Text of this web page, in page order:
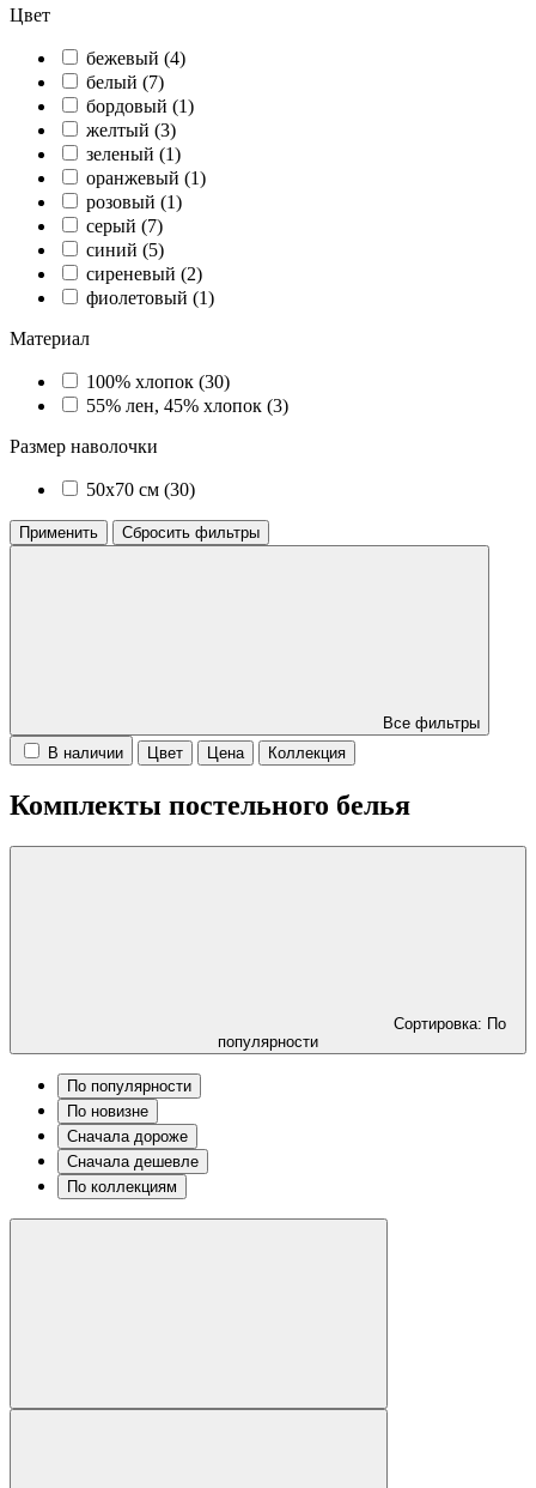
Цвет
бежевый (4)
белый (7)
бордовый (1)
желтый (3)
зеленый (1)
оранжевый (1)
розовый (1)
серый (7)
синий (5)
сиреневый (2)
фиолетовый (1)
Материал
100% хлопок (30)
55% лен, 45% хлопок (3)
Размер наволочки
50х70 см (30)
Применить Сбросить фильтры
Все фильтры
В наличии
Цвет Цена Коллекция
Комплекты постельного белья
Сортировка: По
популярности
По популярности
По новизне
Сначала дороже
Сначала дешевле
По коллекциям